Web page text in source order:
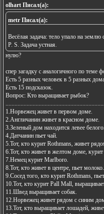
olhart Писал(а):
metr Писал(а):
Весёлая задача: тело упало на
P. S. Задача устная.
нулю?
спер загадку с аналогичного по теме
Есть 5 разных человек в 5 разных
Есть 15 подсказок.
Вопрос: Кто выращивает рыбок?
1.Норвежец живет в первом доме.
2.Англичанин живет в красном доме.
3.Зеленый дом находится левее белого.
4.Датчанин пьет чай.
5.Тот, кто курит Rothmans, живет
6.Тот, кто живет в желтом доме,
7.Немец курит Marlboro.
8.Тот, кто живет в центре, пьет молоко.
9.Сосед того, кто курит Rothmans,
10.Тот, кто курит Pall Mall,
11.Швед выращивает собак.
12.Норвежец живет рядом с синим
13.Тот, кто выращивает лошадей,